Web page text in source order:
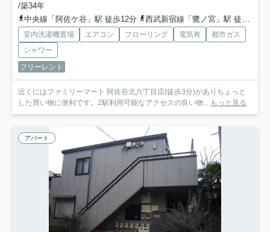
/築34年
中央線「阿佐ケ谷」駅 徒歩12分
西武新宿線「鷺ノ宮」駅 徒歩18分
室内洗濯機置場 エアコン フローリング 電気有
都市ガス
シャワー
フリーレント
近くにはファミリーマート 阿佐谷北六丁目店(徒歩3分)がありちょっと
した買い物に便利です。2駅利用可能なアクセスの良い物... もっと見る
アパート